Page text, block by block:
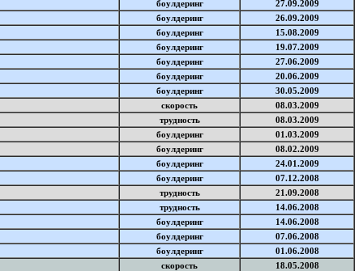
боулдеринг
27.09.2009
боулдеринг
26.09.2009
боулдеринг
15.08.2009
боулдеринг
19.07.2009
боулдеринг
27.06.2009
боулдеринг
20.06.2009
боулдеринг
30.05.2009
скорость
08.03.2009
трудность
08.03.2009
боулдеринг
01.03.2009
боулдеринг
08.02.2009
боулдеринг
24.01.2009
боулдеринг
07.12.2008
трудность
21.09.2008
трудность
14.06.2008
боулдеринг
14.06.2008
боулдеринг
07.06.2008
боулдеринг
01.06.2008
скорость
18.05.2008